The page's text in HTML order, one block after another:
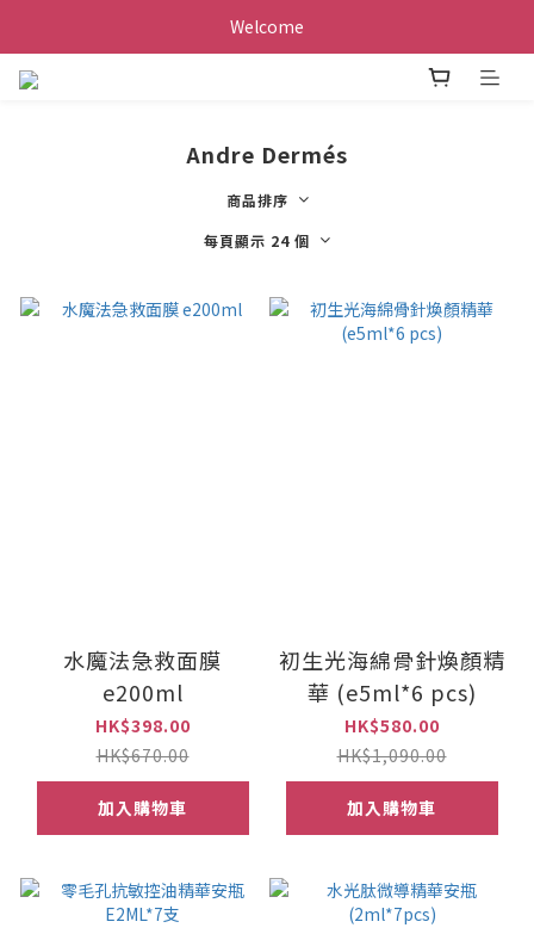
Welcome
Andre Dermés
商品排序
每頁顯示 24 個
水魔法急救面膜
e200ml
HK$398.00
HK$670.00
加入購物車
初生光海綿骨針煥顏精
華 (e5ml*6 pcs)
HK$580.00
HK$1,090.00
加入購物車